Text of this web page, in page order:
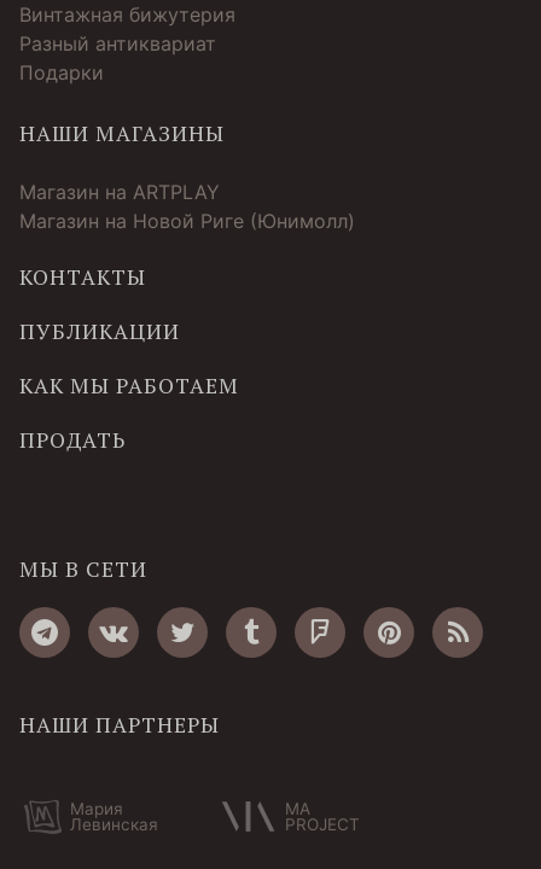
Винтажная бижутерия
Разный антиквариат
Подарки
НАШИ МАГАЗИНЫ
Магазин на ARTPLAY
Магазин на Новой Риге (Юнимолл)
КОНТАКТЫ
ПУБЛИКАЦИИ
КАК МЫ РАБОТАЕМ
ПРОДАТЬ
МЫ В СЕТИ
НАШИ ПАРТНЕРЫ
Мария
Левинская
MA
PROJECT